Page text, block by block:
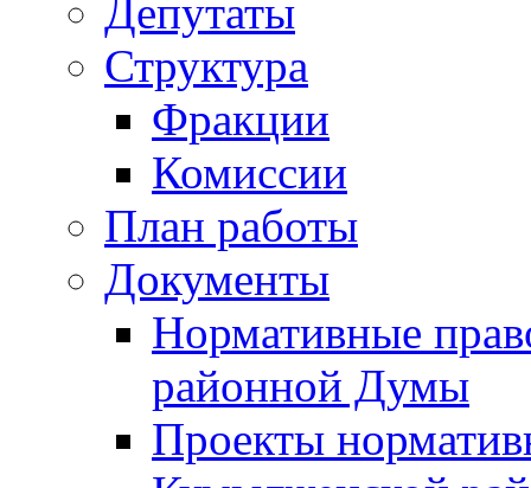
Депутаты
Структура
Фракции
Комиссии
План работы
Документы
Нормативные
районной Думы
Проекты